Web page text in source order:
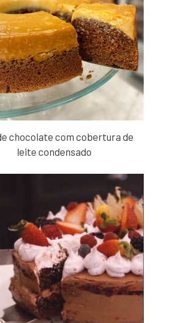
chocolate com cobertura de
leite condensado